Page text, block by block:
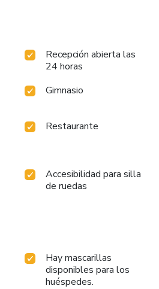
Recepción abierta las
24 horas
Gimnasio
Restaurante
Accesibilidad para silla
de ruedas
Hay mascarillas
disponibles para los
huéspedes.